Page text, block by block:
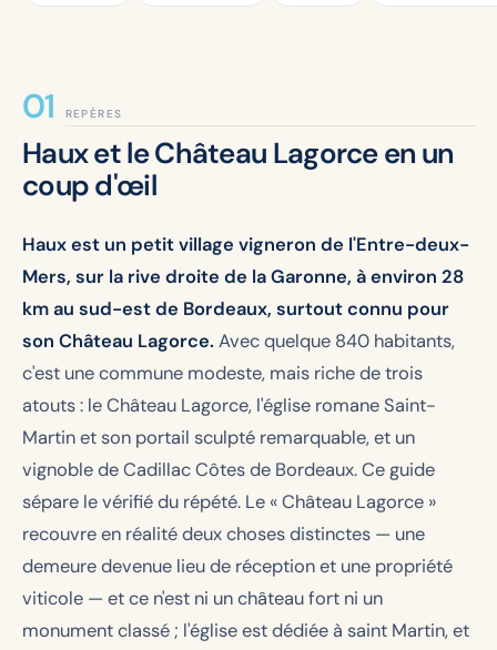
REPÈRES
Haux et le Château Lagorce en un
coup d'œil
Haux est un petit village vigneron de l'Entre-deux-
Mers, sur la rive droite de la Garonne, à environ 28
km au sud-est de Bordeaux, surtout connu pour
son Château Lagorce. Avec quelque 840 habitants,
c'est une commune modeste, mais riche de trois
atouts : le Château Lagorce, l'église romane Saint-
Martin et son portail sculpté remarquable, et un
vignoble de Cadillac Côtes de Bordeaux. Ce guide
sépare le vérifié du répété. Le « Château Lagorce »
recouvre en réalité deux choses distinctes — une
demeure devenue lieu de réception et une propriété
viticole — et ce n'est ni un château fort ni un
monument classé ; l'église est dédiée à saint Martin, et